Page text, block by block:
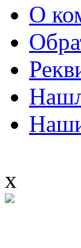
О
x